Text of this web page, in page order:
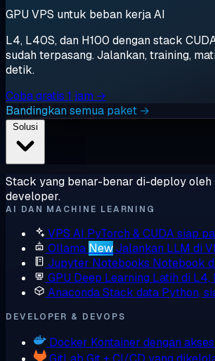
GPU VPS untuk beban kerja AI
L4, L40S, dan H100 dengan stack
sudah terpasang. Jalankan, training,
detik.
Coba gratis 1 jam →
Bandingkan semua paket →
Stack yang benar-benar di-deploy oleh
developer.
AI DAN MACHINE LEARNING
VPS AI PyTorch & CUDA siap
Ollama NewJalankan LLM di
Jupyter Notebooks Notebook
GPU Deep Learning Latih di L4,
AnacondaStack data Python,
DEVELOPER & DEVOPS
Docker Kontainer dengan